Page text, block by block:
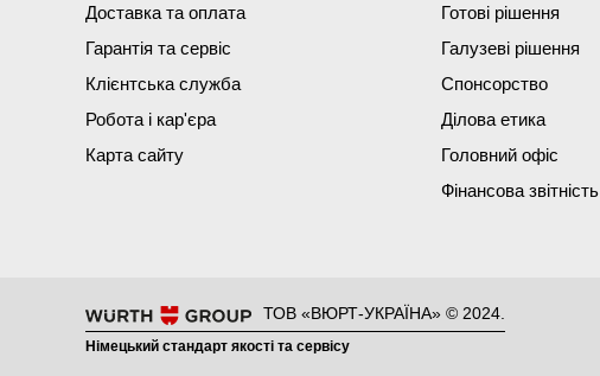
Доставка та оплата
Гарантія та сервіс
Клієнтська служба
Робота і кар'єра
Карта сайту
Готові рішення
Галузеві рішення
Спонсорство
Ділова етика
Головний офіс
Фінансова звітність
ТОВ «ВЮРТ-УКРАЇНА» © 2024.
Німецький стандарт якості та сервісу